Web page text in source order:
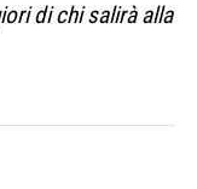
di chi salirà alla